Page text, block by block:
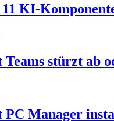
KI-
stürzt ab
Manager